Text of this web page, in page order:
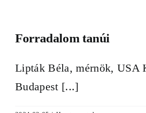
Forradalom tanúi
Lipták Béla, mérnök, USA
Budapest [...]